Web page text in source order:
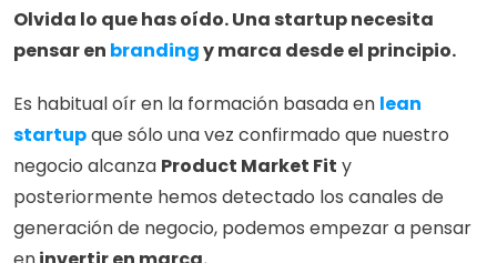
Olvida lo que has oído. Una startup necesita
pensar en branding y marca desde el principio.
Es habitual oír en la formación basada en lean
startup que sólo una vez confirmado que nuestro
negocio alcanza Product Market Fit y
posteriormente hemos detectado los canales de
generación de negocio, podemos empezar a pensar